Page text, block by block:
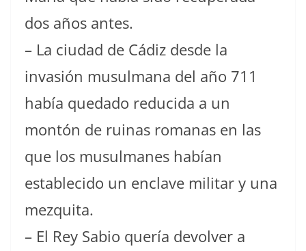
dos años antes.
– La ciudad de Cádiz desde la
invasión musulmana del año 711
había quedado reducida a un
montón de ruinas romanas en las
que los musulmanes habían
establecido un enclave militar y una
mezquita.
– El Rey Sabio quería devolver a